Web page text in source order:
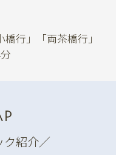
橋行」「両茶橋行」
ク紹介／